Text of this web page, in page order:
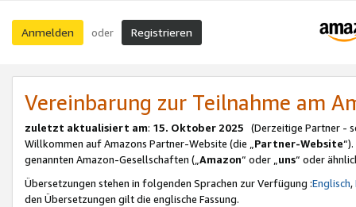
Anmelden oder Registrieren
Vereinbarung zur Teilnahme am
zuletzt aktualisiert am: 15. Oktober 2025 (Derzeitige Partner -
Willkommen auf Amazons Partner-Website (die „Partner-Website
genannten Amazon-Gesellschaften („Amazon“ oder „uns“ oder
Übersetzungen stehen in folgenden Sprachen zur Verfügung :Englisch,
den Übersetzungen gilt die englische Fassung.